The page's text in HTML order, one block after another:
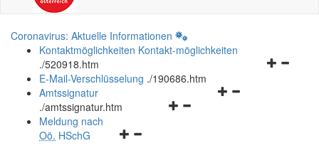
Coronavirus: Aktuelle Informationen
Kontaktmöglichkeiten Kontakt-möglichkeiten
./520918.htm
Navigationsmenü
E-Mail-Verschlüsselung ./190686.htm
Navigationsmenü
Amtssignatur
./amtssignatur.htm
Navigationsmenü
Meldung nach
Oö. HSchG